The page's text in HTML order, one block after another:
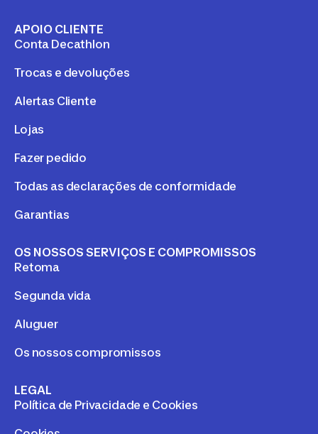
APOIO CLIENTE
Conta Decathlon
Trocas e devoluções
Alertas Cliente
Lojas
Fazer pedido
Todas as declarações de conformidade
Garantias
OS NOSSOS SERVIÇOS E COMPROMISSOS
Retoma
Segunda vida
Aluguer
Os nossos compromissos
LEGAL
Política de Privacidade e Cookies